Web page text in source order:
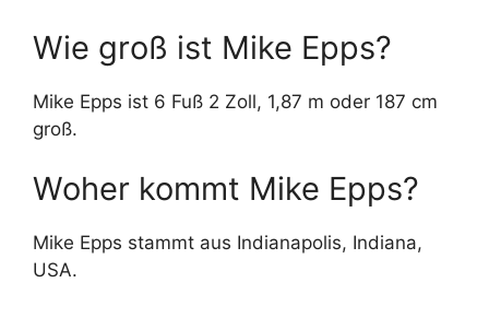
Wie groß ist Mike Epps?
Mike Epps ist 6 Fuß 2 Zoll, 1,87 m oder 187 cm
groß.
Woher kommt Mike Epps?
Mike Epps stammt aus Indianapolis, Indiana,
USA.